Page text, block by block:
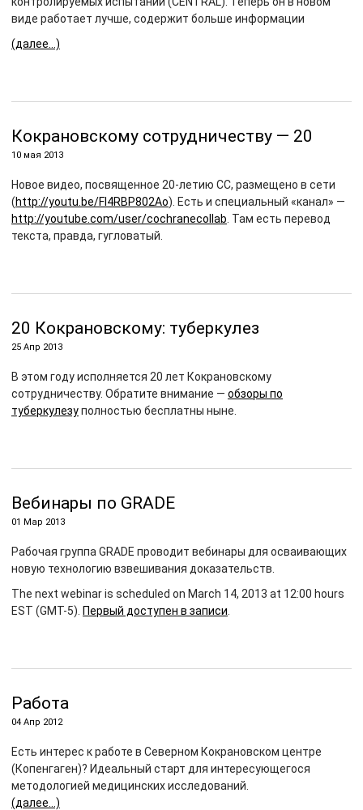
виде работает лучше, содержит больше информации
(далее…)
Кокрановскому сотрудничеству — 20
10 мая 2013
Новое видео, посвященное 20-летию СС, размещено в сети
(http://youtu.be/FI4RBP802Ao). Есть и специальный «канал» —
http://youtube.com/user/cochranecollab . Там есть перевод
текста, правда, гугловатый.
20 Кокрановскому: туберкулез
25 Апр 2013
В этом году исполняется 20 лет Кокрановскому
сотрудничеству. Обратите внимание — обзоры по
туберкулезуполностью бесплатны ныне.
Вебинары по GRADE
01 Мар 2013
Рабочая группа GRADE проводит вебинары для осваивающих
новую технологию взвешивания доказательств.
The next webinar is scheduled on March 14, 2013 at 12:00 hours
EST (GMT-5). Первый доступен в записи
Работа
04 Апр 2012
Есть интерес к работе в Северном Кокрановском центре
(Копенгаген)? Идеальный старт для интересующегося
методологией медицинских исследований.
(далее…)